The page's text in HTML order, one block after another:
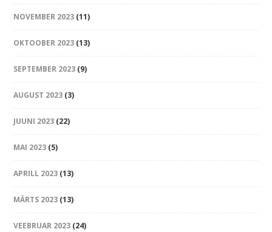
NOVEMBER 2023 (11)
OKTOOBER 2023 (13)
SEPTEMBER 2023 (9)
AUGUST 2023 (3)
JUUNI 2023 (22)
MAI 2023 (5)
APRILL 2023 (13)
MÄRTS 2023 (13)
VEEBRUAR 2023 (24)